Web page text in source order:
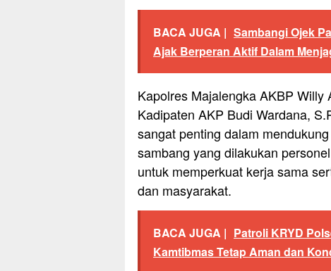
BACA JUGA | Sambangi Ojek
Ajak Berperan Aktif Dalam
Kapolres Majalengka AKBP
Kadipaten AKP Budi Wardana,
sangat penting dalam
sambang yang dilakukan
untuk memperkuat kerja sama
dan masyarakat.
BACA JUGA | Patroli KRYD
Kamtibmas Tetap Aman dan